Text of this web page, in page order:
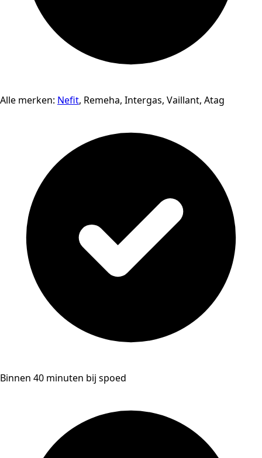
Alle merken: Nefit, Remeha, Intergas, Vaillant, Atag
Binnen 40 minuten bij spoed